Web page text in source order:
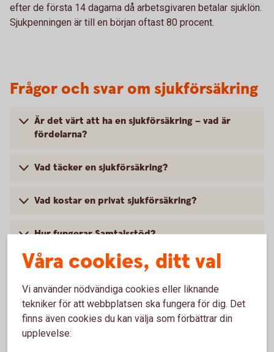
efter de första 14 dagarna då arbetsgivaren betalar sjuklön.
Sjukpenningen är till en början oftast 80 procent.
Frågor och svar om sjukförsäkring
Är det värt att ha en sjukförsäkring – vad är
fördelarna?
Vad täcker en sjukförsäkring?
Vad kostar en privat sjukförsäkring?
Hur fungerar Samtalsstöd?
Våra cookies, ditt val
Vi använder nödvändiga cookies eller liknande
tekniker för att webbplatsen ska fungera för dig. Det
finns även cookies du kan välja som förbättrar din
upplevelse: